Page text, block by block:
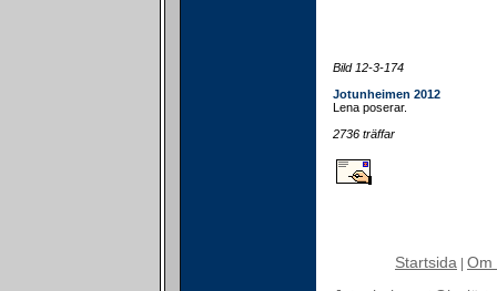
Bild 12-3-174
Jotunheimen 2012
Lena poserar.
2736 träffar
Startsida Om